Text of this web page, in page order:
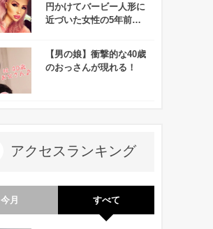
円かけてバービー人形に
近づいた女性の5年前が
【男の娘】衝撃的な40歳
のおっさんが現れる！
アクセスランキング
今月 すべて